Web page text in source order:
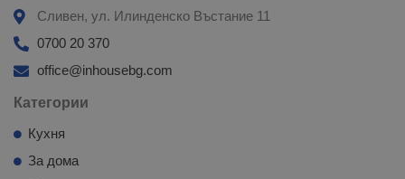
Сливен, ул. Илинденско Въстание 11
0700 20 370
office@inhousebg.com
Категории
Кухня
За дома